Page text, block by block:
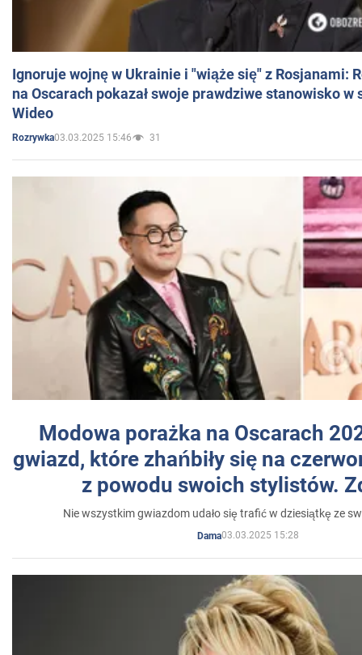
Ignoruje wojnę w Ukrainie i "wiąże się" z Rosjanami:
na Oscarach pokazał swoje prawdziwe stanowisko w
Wideo
Rozrywka03.03.2025 15:46 31
Modowa porażka na Oscarach
gwiazd, które zhańbiły się na
z powodu swoich stylistów.
Nie wszystkim gwiazdom udało się trafić w dziesiątkę ze
Dama03.03.2025 15:28